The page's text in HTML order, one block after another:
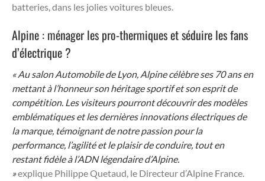
batteries, dans les jolies voitures bleues.
Alpine : ménager les pro-thermiques et séduire les fans
d’électrique ?
« Au salon Automobile de Lyon, Alpine célèbre ses 70 ans en
mettant à l’honneur son héritage sportif et son esprit de
compétition. Les visiteurs pourront découvrir des modèles
emblématiques et les dernières innovations électriques de
la marque, témoignant de notre passion pour la
performance, l’agilité et le plaisir de conduire, tout en
restant fidèle à l’ADN légendaire d’Alpine.
»explique Philippe Quetaud, le Directeur d’Alpine France.